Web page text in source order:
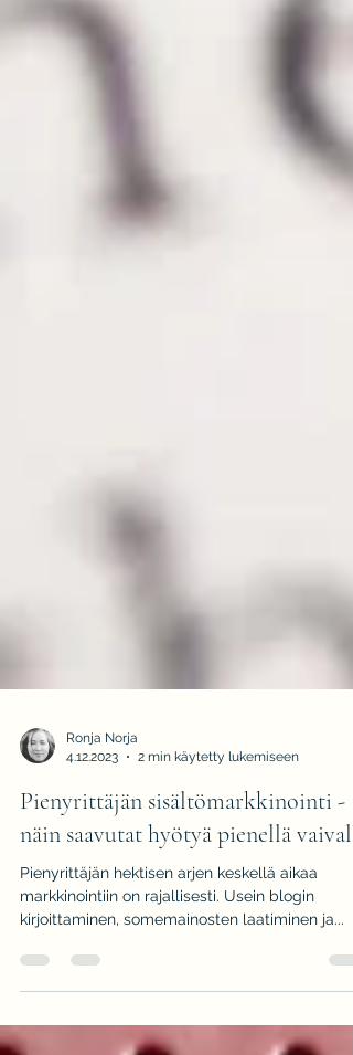
4.12.2023
2 min käytetty lukemiseen
Pienyrittäjän sisältömarkkinointi -
näin saavutat hyötyä pienellä vaivalla
Pienyrittäjän hektisen arjen keskellä aikaa
kirjoittaminen, somemainosten laatiminen ja...